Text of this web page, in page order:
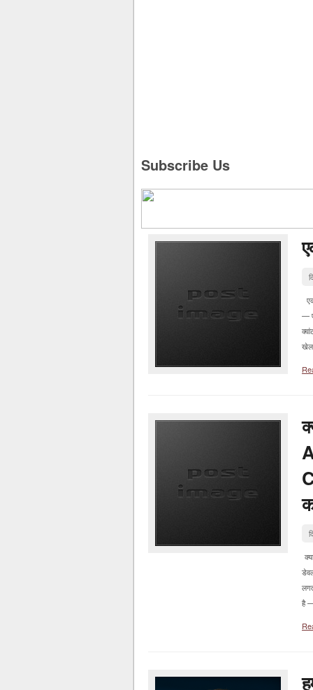
Subscribe Us
—
खेल
है